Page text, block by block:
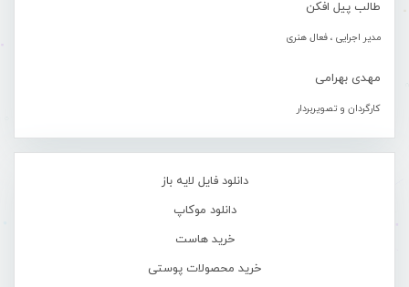
طالب پیل افکن
مدیر اجرایی ، فعال هنری
مهدی بهرامی
کارگردان و تصویربردار
دانلود فایل لایه باز
دانلود موکاپ
خرید هاست
خرید محصولات پوستی